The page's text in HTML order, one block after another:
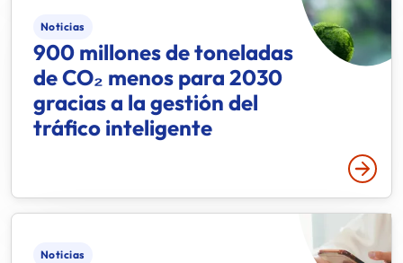
Noticias
900 millones de toneladas
de CO₂ menos para 2030
gracias a la gestión del
tráfico inteligente
Leer
Noticias